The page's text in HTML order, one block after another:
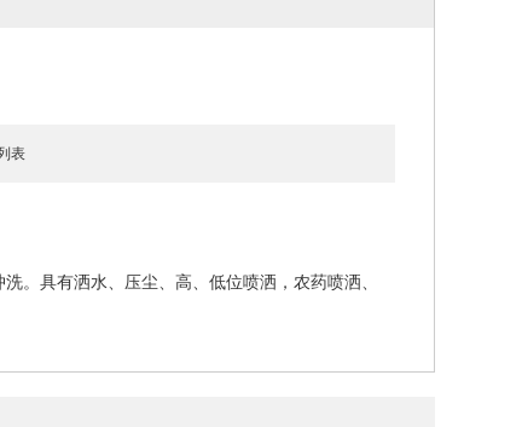
表
。具有洒水、压尘、高、低位喷洒，农药喷洒、